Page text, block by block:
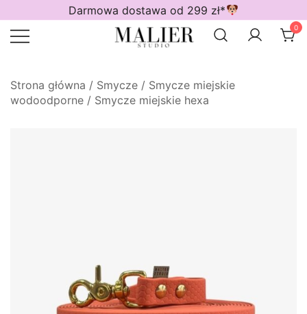
do
treści
Darmowa dostawa od 299 zł*
0
Strona główna / Smycze / Smycze miejskie
wodoodporne / Smycze miejskie hexa